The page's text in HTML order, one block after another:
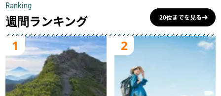
Ranking
週間ランキング 20位までを見る
1 2